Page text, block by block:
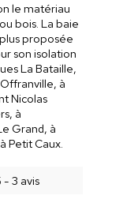
le matériau
bois. La baie
proposée
son isolation
La Bataille,
à
Nicolas
à
Grand, à
Petit Caux.
- 3 avis